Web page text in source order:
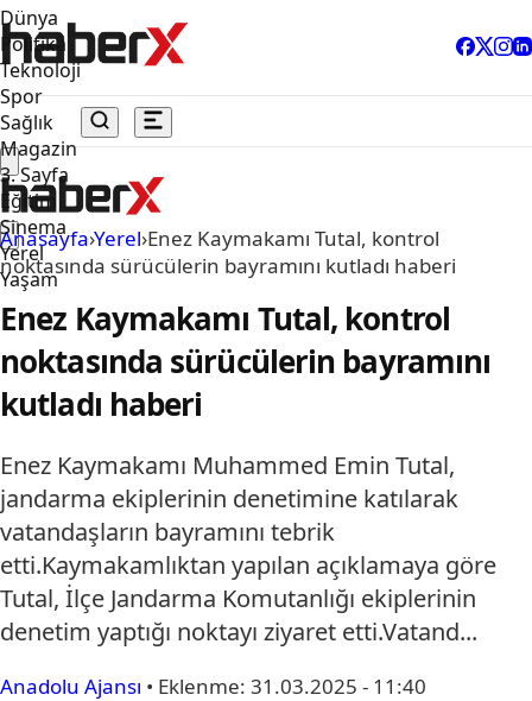
Dünya
Politika
Teknoloji
Spor
Sağlık
Magazin
3. Sayfa
Eğitim
Sinema
Yerel
Yaşam
Anasayfa›Yerel›Enez Kaymakamı Tutal, kontrol
noktasında sürücülerin bayramını kutladı haberi
Enez Kaymakamı Tutal, kontrol
noktasında sürücülerin bayramını
kutladı haberi
Enez Kaymakamı Muhammed Emin Tutal,
jandarma ekiplerinin denetimine katılarak
vatandaşların bayramını tebrik
etti.Kaymakamlıktan yapılan açıklamaya göre
Tutal, İlçe Jandarma Komutanlığı ekiplerinin
denetim yaptığı noktayı ziyaret etti.Vatand...
Anadolu Ajansı • Eklenme: 31.03.2025 - 11:40